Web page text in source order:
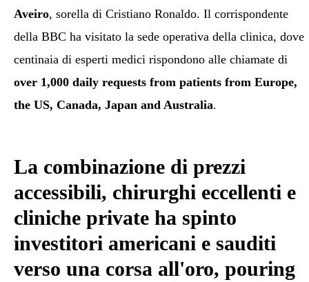
Aveiro, sorella di Cristiano Ronaldo. Il corrispondente
della BBC ha visitato la sede operativa della clinica, dove
centinaia di esperti medici rispondono alle chiamate di
over 1,000 daily requests from patients from Europe,
the US, Canada, Japan and Australia.
La combinazione di prezzi
accessibili, chirurghi eccellenti e
cliniche private ha spinto
investitori americani e sauditi
verso una corsa all'oro, pouring